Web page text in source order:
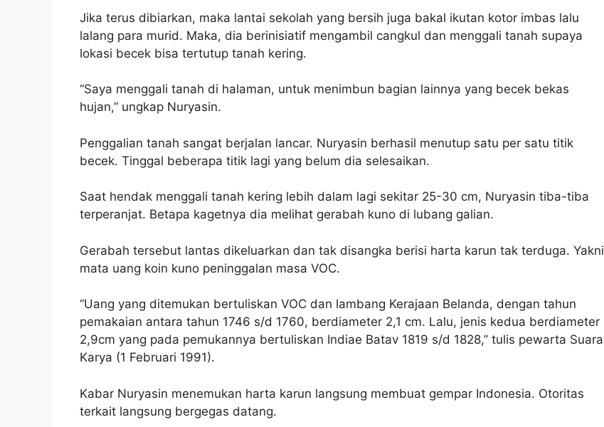
Jika terus dibiarkan, maka lantai sekolah yang bersih juga bakal ikutan kotor imbas lalu
lalang para murid. Maka, dia berinisiatif mengambil cangkul dan menggali tanah supaya
lokasi becek bisa tertutup tanah kering.
“Saya menggali tanah di halaman, untuk menimbun bagian lainnya yang becek bekas
hujan,” ungkap Nuryasin.
Penggalian tanah sangat berjalan lancar. Nuryasin berhasil menutup satu per satu titik
becek. Tinggal beberapa titik lagi yang belum dia selesaikan.
Saat hendak menggali tanah kering lebih dalam lagi sekitar 25-30 cm, Nuryasin tiba-tiba
terperanjat. Betapa kagetnya dia melihat gerabah kuno di lubang galian.
Gerabah tersebut lantas dikeluarkan dan tak disangka berisi harta karun tak terduga. Yakni
mata uang koin kuno peninggalan masa VOC.
“Uang yang ditemukan bertuliskan VOC dan lambang Kerajaan Belanda, dengan tahun
pemakaian antara tahun 1746 s/d 1760, berdiameter 2,1 cm. Lalu, jenis kedua berdiameter
2,9cm yang pada pemukannya bertuliskan Indiae Batav 1819 s/d 1828,” tulis pewarta Suara
Karya (1 Februari 1991).
Kabar Nuryasin menemukan harta karun langsung membuat gempar Indonesia. Otoritas
terkait langsung bergegas datang.